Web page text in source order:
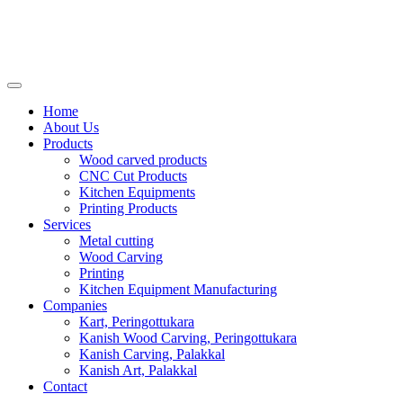
Home
About Us
Products
Wood carved products
CNC Cut Products
Kitchen Equipments
Printing Products
Services
Metal cutting
Wood Carving
Printing
Kitchen Equipment Manufacturing
Companies
Kart, Peringottukara
Kanish Wood Carving, Peringottukara
Kanish Carving, Palakkal
Kanish Art, Palakkal
Contact